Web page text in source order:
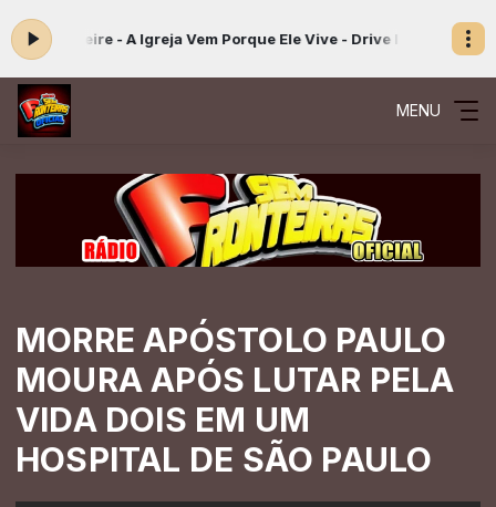
Freire - A Igreja Vem Porque Ele Vive - Drive InPlaylist
MENU
MORRE APÓSTOLO PAULO
MOURA APÓS LUTAR PELA
VIDA DOIS EM UM
HOSPITAL DE SÃO PAULO